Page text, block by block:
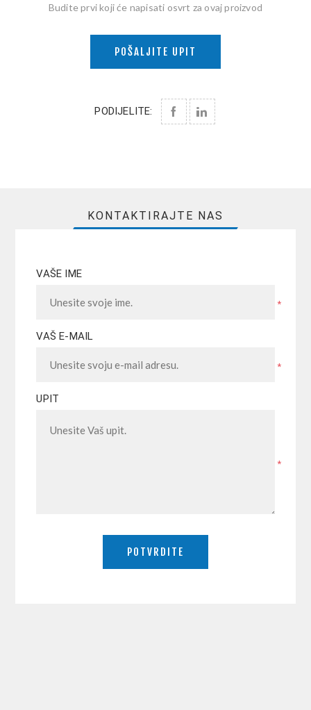
Budite prvi koji će napisati osvrt za ovaj proizvod
POŠALJITE UPIT
PODIJELITE:
KONTAKTIRAJTE NAS
VAŠE IME
*
VAŠ E-MAIL
*
UPIT
*